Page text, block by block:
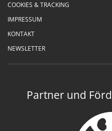
COOKIES & TRACKING
IMPRESSUM
KONTAKT
NEWSLETTER
Partner und